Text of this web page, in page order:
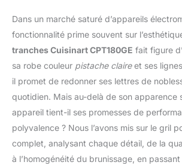
Dans un marché saturé d’appareils
fonctionnalité prime souvent sur
tranches Cuisinart CPT180GE fait figure
sa robe couleur pistache claireet ses
il promet de redonner ses lettres de
quotidien. Mais au-delà de son apparence
appareil tient-il ses promesses de
polyvalence ? Nous l’avons mis sur le gril
complet, analysant chaque détail, de la
à l’homogénéité du brunissage, en